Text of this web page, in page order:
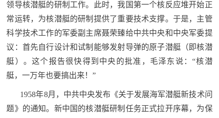
国
防
弟
兵
子
国
防
员
领导核潜艇的研制工作。此时，我国第一个核反应堆开始正
常运转，为核潜艇的研制提供了重要技术支撑。于是，主管
科学技术工作的军委副主席聂荣臻给中共中央和中央军委提
议：首先自行设计和试制能够发射导弹的原子潜艇（即核潜
艇）。这个报告很快得到中央的批准，毛泽东说：“核潜
艇，一万年也要搞出来！”
1958年8月，中共中央发布《关于发展海军潜艇新技术问
题》的通知。新中国的核潜艇研制任务正式拉开序幕，为保